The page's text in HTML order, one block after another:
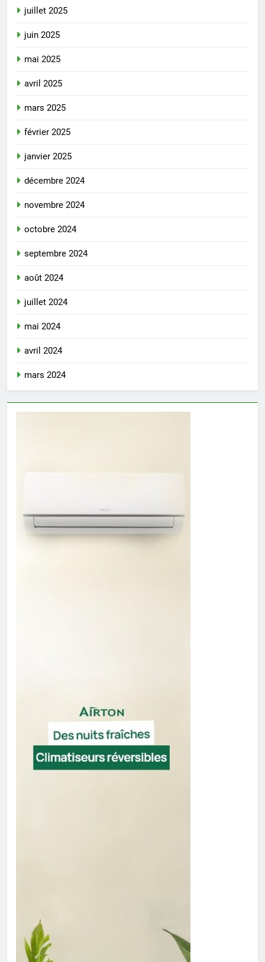
juillet 2025
juin 2025
mai 2025
avril 2025
mars 2025
février 2025
janvier 2025
décembre 2024
novembre 2024
octobre 2024
septembre 2024
août 2024
juillet 2024
mai 2024
avril 2024
mars 2024